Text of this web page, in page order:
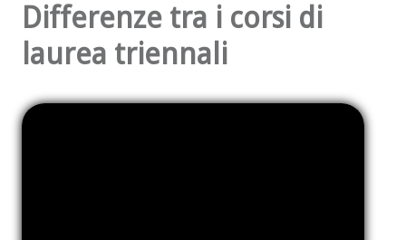
Differenze tra i corsi di
laurea triennali